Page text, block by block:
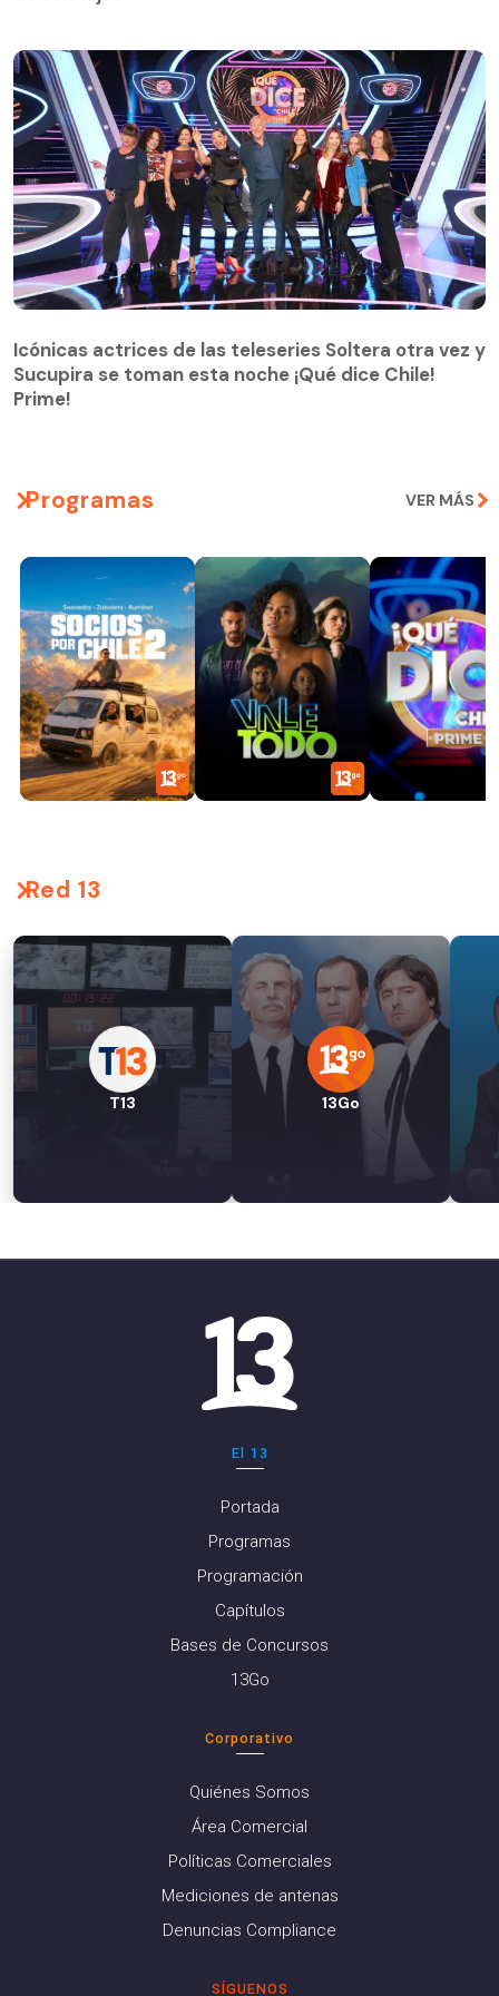
Icónicas actrices de las teleseries Soltera otra vez y
Sucupira se toman esta noche ¡Qué dice Chile!
Prime!
Programas VER MÁS
Red 13
T13 13Go
El 13
Portada
Programas
Programación
Capítulos
Bases de Concursos
13Go
Corporativo
Quiénes Somos
Área Comercial
Políticas Comerciales
Mediciones de antenas
Denuncias Compliance
SÍGUENOS